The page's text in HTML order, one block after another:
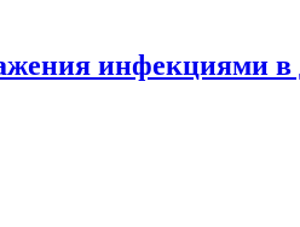
инфекциями в